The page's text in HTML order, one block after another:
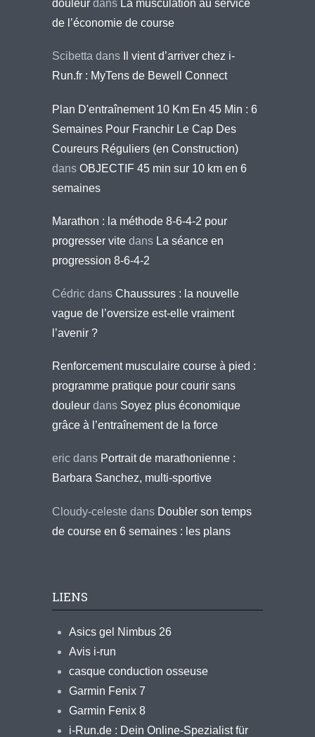
douleur dans La musculation au service
de l’économie de course
Scibetta dans
Il vient d’arriver chez i-
Run.fr : MyTens de Bewell Connect
Plan D'entraînement 10 Km En 45 Min : 6
Semaines Pour Franchir Le Cap Des
Coureurs Réguliers (en Construction)
dans OBJECTIF 45 min sur 10 km en 6
semaines
Marathon : la méthode 8-6-4-2 pour
progresser vite dans La séance en
progression 8-6-4-2
Cédric dans Chaussures : la nouvelle
vague de l’oversize est-elle vraiment
l’avenir ?
Renforcement musculaire course à pied :
programme pratique pour courir sans
douleur dans Soyez plus économique
grâce à l’entraînement de la force
eric dans Portrait de marathonienne :
Barbara Sanchez, multi-sportive
Cloudy-celeste dans Doubler son temps
de course en 6 semaines : les plans
LIENS
Asics gel Nimbus 26
Avis i-run
casque conduction osseuse
Garmin Fenix 7
Garmin Fenix 8
i-Run.de : Dein Online-Spezialist für